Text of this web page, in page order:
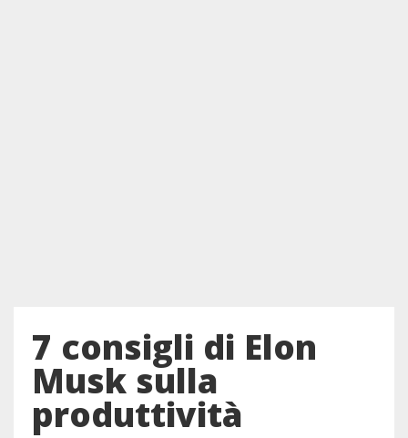
7 consigli di Elon
Musk sulla
produttività